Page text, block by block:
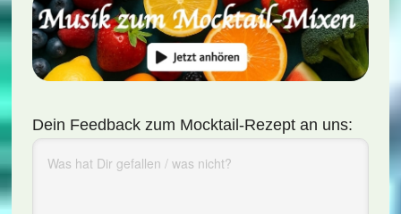
Dein Feedback zum Mocktail-Rezept an uns: